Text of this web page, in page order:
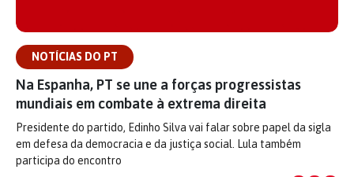
NOTÍCIAS DO PT
Na Espanha, PT se une a forças progressistas
mundiais em combate à extrema direita
Presidente do partido, Edinho Silva vai falar sobre papel da sigla
em defesa da democracia e da justiça social. Lula também
participa do encontro